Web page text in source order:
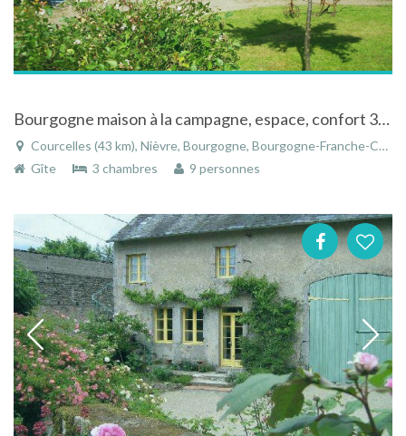
Bourgogne maison à la campagne, espace, confort 3ch 3sdb et calme, terrain clos
Courcelles (43 km), Nièvre, Bourgogne, Bourgogne-Franche-Comté, France
Gîte
3 chambres 9 personnes